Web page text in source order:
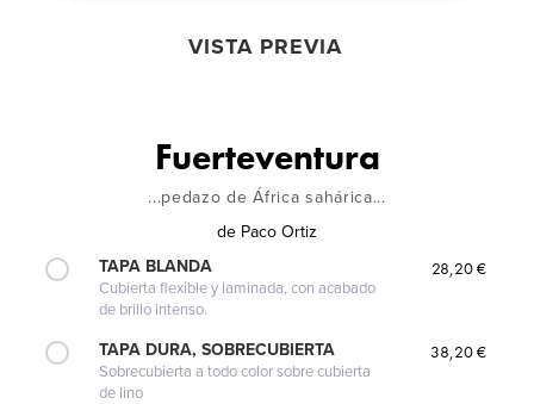
VISTA PREVIA
Fuerteventura
...pedazo de África sahárica...
de Paco Ortiz
TAPA BLANDA
Cubierta flexible y laminada, con acabado
de brillo intenso.
28,20 €
TAPA DURA, SOBRECUBIERTA
Sobrecubierta a todo color sobre cubierta
de lino
38,20 €